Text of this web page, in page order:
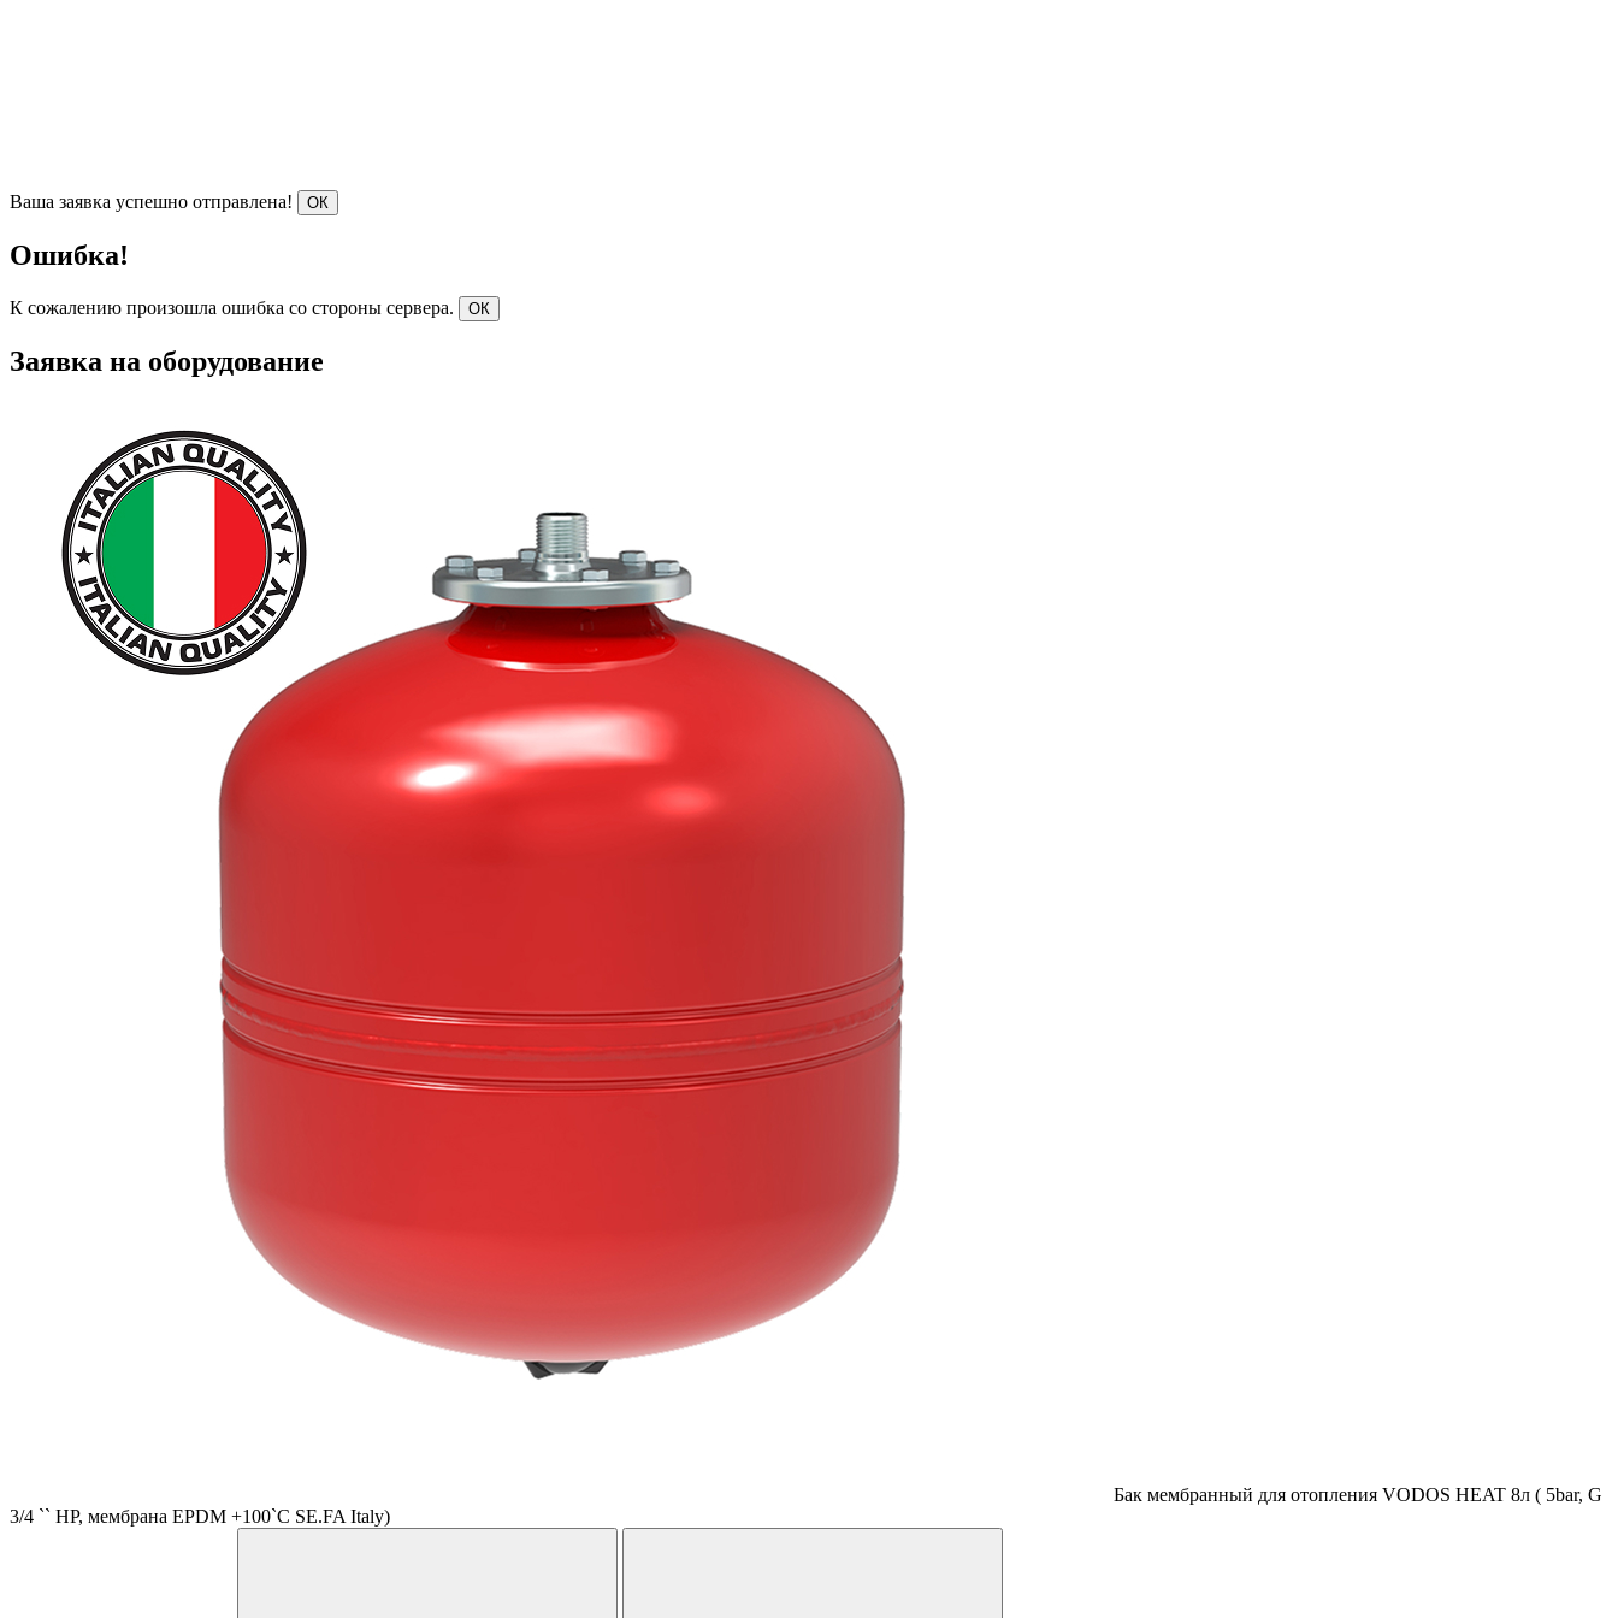
Ваша заявка успешно отправлена! ОК
Ошибка!
К сожалению произошла ошибка со стороны сервера. ОК
Заявка на оборудование
Бак мембранный для отопления VODOS HEAT 8л ( 5bar, G
3/4 `` НР, мембрана EPDM +100`C SE.FA Italy)